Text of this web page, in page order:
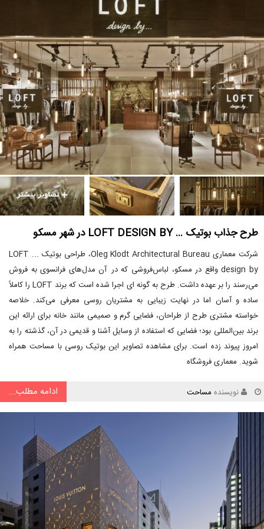
طرح جذاب بوتیک … LOFT DESIGN BY در شهر مسکو
شرکت معماری Oleg Klodt Architectural Bureau، طراحی بوتیک ... LOFT
design by واقع در مسکو، لباس‌فروشی که در آن مدل‌های فرانسوی به فروش
می‌رسند را بر عهده داشت. طرح به گونه ای اجرا شده است که برند LOFT را کاملاً
ساده و آسان اما در نهایت زیبایی به مشتریان روسی معرفی می‌کند. خلاصه
خواسته مشتری طرح از طراحان، فضایی گرم و صمیمی مانند خانه برای ارائه این
برند بین‌المللی بود؛ فضایی که استفاده از وسایل آشنا و قدیمی در آن، گذشته را به
امروز پیوند زده است. برای مشاهده تصاویر این بوتیک روسی با مساحت همراه
شوید. معماری فروشگاه
نویسنده مساحت ادامه مطلب...